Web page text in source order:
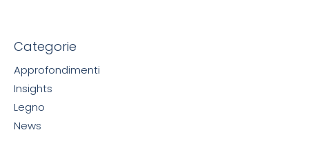
Categorie
Approfondimenti
Insights
Legno
News